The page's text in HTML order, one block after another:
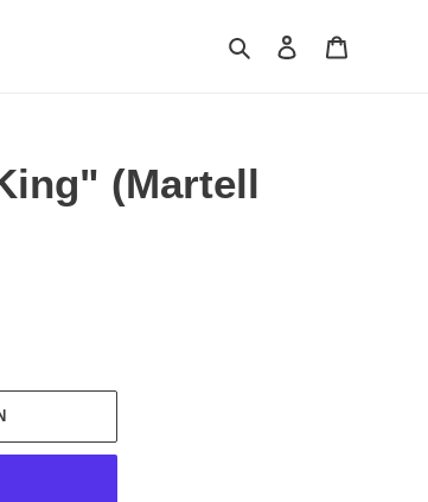
Suchen Einloggen
(Martell